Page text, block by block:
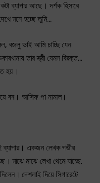
ব্যাপার আছে। দর্শক হিসাবে
মনে হচ্ছে তুমি…
বজলু ভাই আমি চাচ্ছি যেন
তার স্ত্রী যেমন বিরক্ত…
হয়।
বস। আসিফ পা নামাল।
ব্যাপার। একজন লেখক গভীর
মাঝে মাঝে লেখা থেমে যাচ্ছে,
দেশলাই দিয়ে সিগারেটে